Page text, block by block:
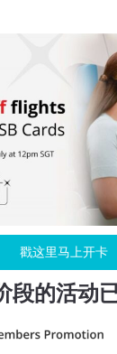
戳这里马上开卡
段的活动